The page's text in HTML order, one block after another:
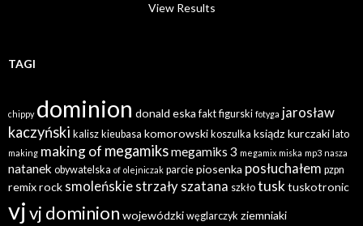
View Results
TAGI
chippy dominion donald eska fakt figurski fotyga jarosław
kaczyński kalisz kieubasa komorowski koszulka ksiądz kurczaki lato
making making of megamiksmegamiks 3 megamix miska mp3 nasza
natanek obywatelska of olejniczak parcie piosenka posłuchałem pzpn
remixrock smoleńskie strzały szatana szkło tusktuskotronic
vjvj dominion wojewódzki węglarczyk ziemniaki